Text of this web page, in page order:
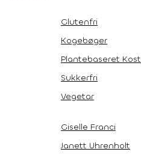
Glutenfri
Kogebøger
Plantebaseret Kost
Sukkerfri
Vegetar
Giselle Franci
Janett Uhrenholt